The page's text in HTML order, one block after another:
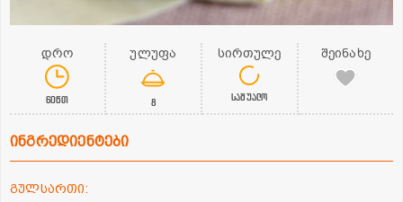
დრო
60წთ
ულუფა
8
სირთულე
საშუალო
შეინახე
ინგრედიენტები
გულსართი: